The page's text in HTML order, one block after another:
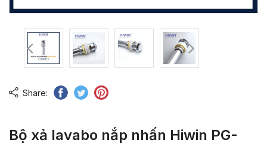
Share:
Bộ xả lavabo nắp nhấn Hiwin PG-